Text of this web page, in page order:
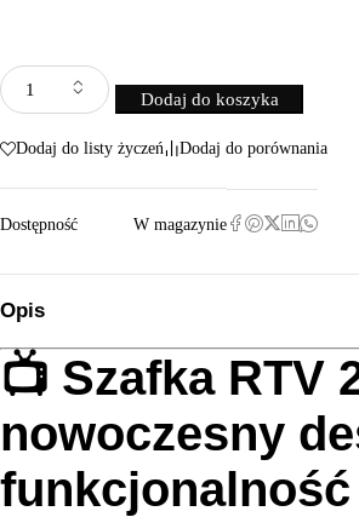
Dodaj do koszyka
Dodaj do listy życzeń Dodaj do porównania
Dostępność W magazynie
Opis
📺 Szafka RTV
nowoczesny
funkcjonalność